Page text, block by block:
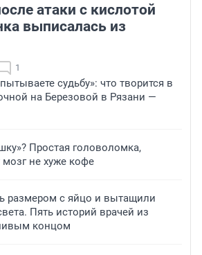
атаки с кислотой
выписалась из
1
судьбу»: что творится в
на Березовой в Рязани —
Простая головоломка,
мозг не хуже кофе
размером с яйцо и вытащили
Пять историй врачей из
концом